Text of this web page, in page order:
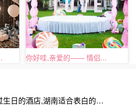
你好哇,亲爱的—— 情侣...
生日的酒店,湖南适合表白的酒